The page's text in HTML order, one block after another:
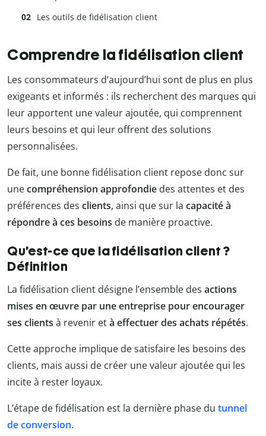
Les outils de fidélisation client
Comprendre la fidélisation client
Les consommateurs d’aujourd’hui sont de plus en plus
exigeants et informés : ils recherchent des marques qui
leur apportent une valeur ajoutée, qui comprennent
leurs besoins et qui leur offrent des solutions
personnalisées.
De fait, une bonne fidélisation client repose donc sur
unecompréhension approfondie des attentes et des
préférences des clients, ainsi que sur la capacité à
répondre à ces besoins de manière proactive.
Qu’est-ce que la fidélisation client ?
Définition
La fidélisation client désigne l’ensemble des actions
mises en œuvre par une entreprise pour encourager
ses clients à revenir età effectuer des achats répétés.
Cette approche implique de satisfaire les besoins des
clients, mais aussi de créer une valeur ajoutée qui les
incite à rester loyaux.
L’étape de fidélisation est la dernière phase du tunnel
de conversion.